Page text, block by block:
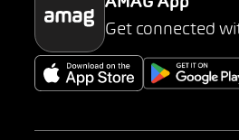
AMAG App
Get connected